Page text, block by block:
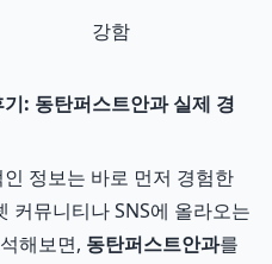
강함
: 동탄퍼스트안과 실제 경
정보는 바로 먼저 경험한
커뮤니티나 SNS에 올라오는
해보면, 동탄퍼스트안과를